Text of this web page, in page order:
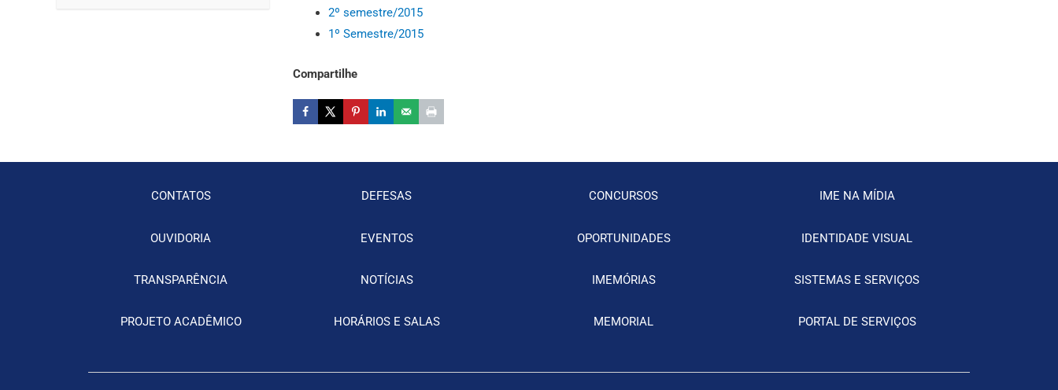
2º semestre/2015
1º Semestre/2015
Compartilhe
CONTATOS
OUVIDORIA
TRANSPARÊNCIA
PROJETO ACADÊMICO
DEFESAS
EVENTOS
NOTÍCIAS
HORÁRIOS E SALAS
CONCURSOS
OPORTUNIDADES
IMEMÓRIAS
MEMORIAL
IME NA MÍDIA
IDENTIDADE VISUAL
SISTEMAS E SERVIÇOS
PORTAL DE SERVIÇOS